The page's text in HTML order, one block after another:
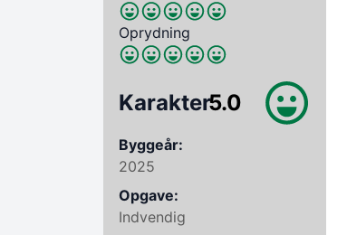
Oprydning
Karakter5.0
Byggeår:
2025
Opgave:
Indvendig